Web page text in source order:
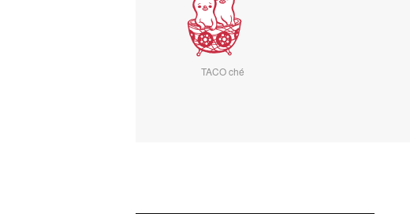
TACO ché